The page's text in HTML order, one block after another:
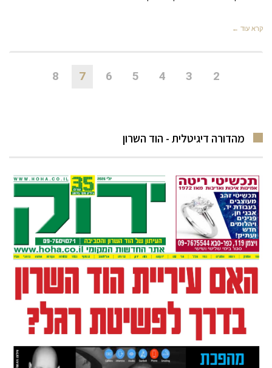
קרא עוד ←
2
3
4
5
6
7
8
מהדורה דיגיטלית - הוד השרון